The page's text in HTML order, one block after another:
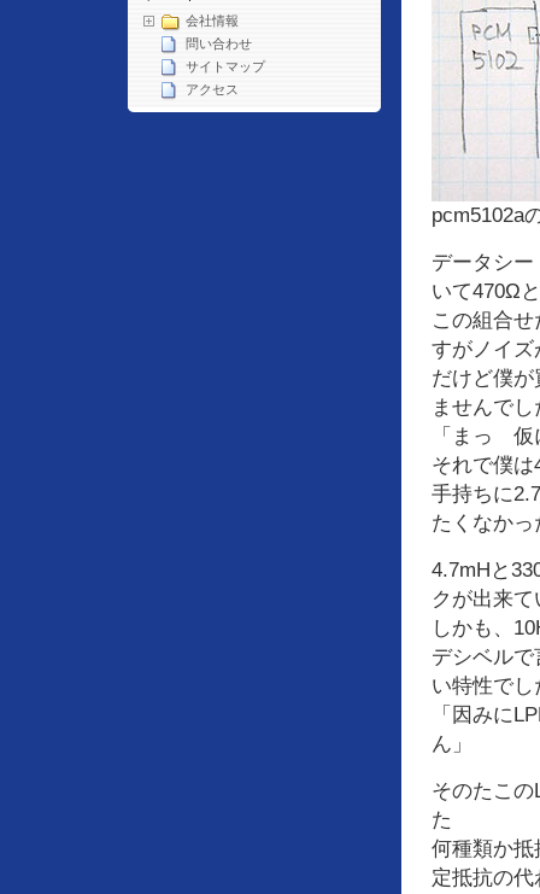
会社情報
問い合わせ
サイトマップ
アクセス
pcm5102a
データシ
いて470Ω
この組合
すがノイズ
だけど僕
ませんでし
「まっ 仮
それで僕は
手持ちに
たくなか
4.7mHと
クが出来
しかも、
デシベル
い特性でし
「因みに
ん」
そのたこ
た
何種類か抵
定抵抗の